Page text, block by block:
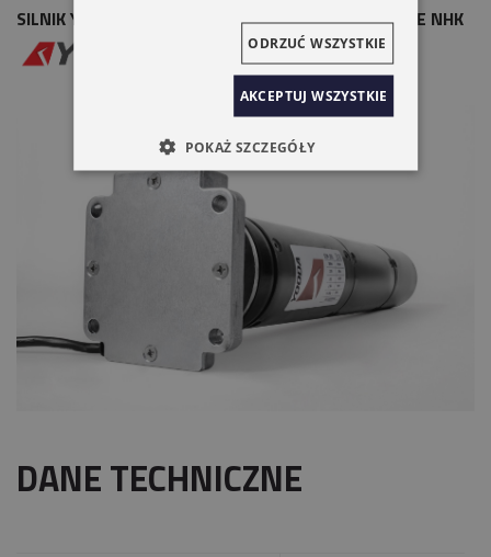
SILNIK YOODA 92 M 230NM AWARYJNE OTWIERANIE NHK
DANE TECHNICZNE
AKCEPTUJ WSZYSTKIE
ODRZUĆ WSZYSTKIE
POKAŻ SZCZEGÓŁY